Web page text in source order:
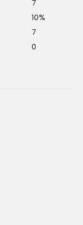
7
10%
7
0